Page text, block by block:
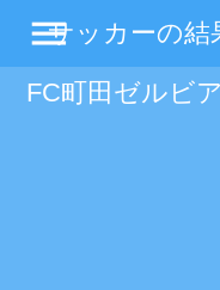
サッカーの結
menu
FC町田ゼルビア